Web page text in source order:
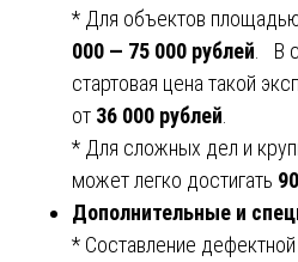
* Для объектов
000 — 75 000 рублей . В
стартовая цена такой
от 36 000 рублей
* Для сложных дел и
может легко достигать
Дополнительные и
* Составление